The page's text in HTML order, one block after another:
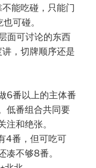
能吃碰，只能门
可碰。
面可讨论的东西
，切牌顺序还是
6番以上的主体番
低番组合共同要
和绝张。
4番，但可吃可
凑不够8番。